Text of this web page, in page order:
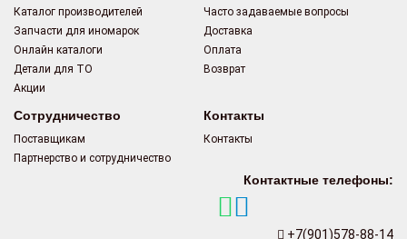
Каталог производителей
Запчасти для иномарок
Онлайн каталоги
Детали для ТО
Акции
Часто задаваемые вопросы
Доставка
Оплата
Возврат
Сотрудничество
Поставщикам
Партнерство и сотрудничество
Контакты
Контакты
Контактные телефоны:
+7(901)578-88-14